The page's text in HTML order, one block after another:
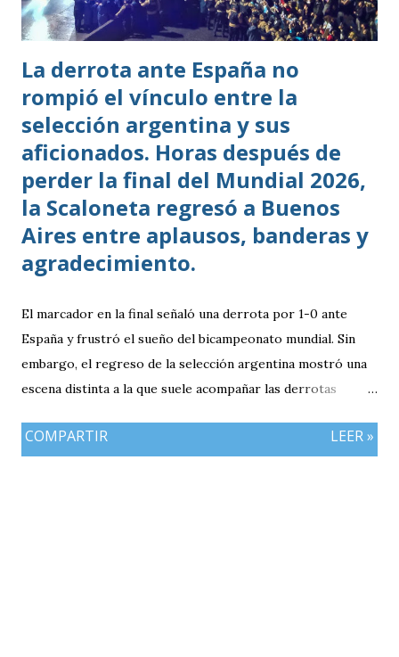
La derrota ante España no
rompió el vínculo entre la
selección argentina y sus
aficionados. Horas después de
perder la final del Mundial 2026,
la Scaloneta regresó a Buenos
Aires entre aplausos, banderas y
agradecimiento.
El marcador en la final señaló una derrota por 1-0 ante
España y frustró el sueño del bicampeonato mundial. Sin
embargo, el regreso de la selección argentina mostró una
escena distinta a la que suele acompañar las derrotas
Buenos Aires para agradecerle el torneo realizado. El avión
COMPARTIR LEER »